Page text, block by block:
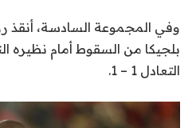
وفي المجموعة السادسة، أنقذ
بلجيكا من السقوط أمام نظيره
التعادل 1 – 1.